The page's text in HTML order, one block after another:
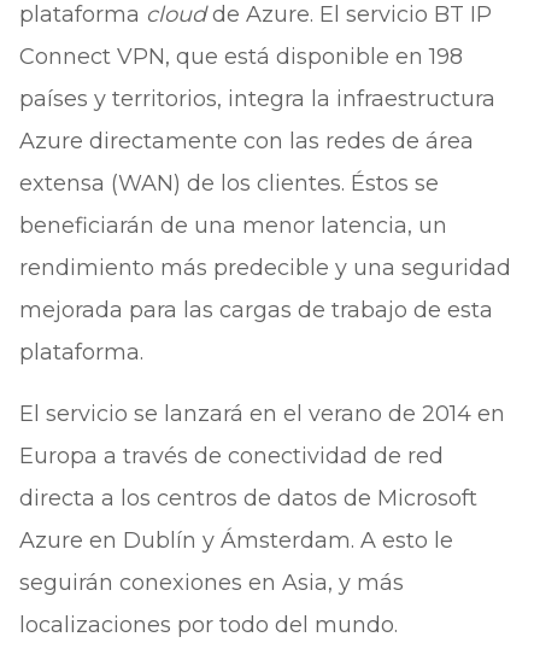
plataforma cloudde Azure. El servicio BT IP
Connect VPN, que está disponible en 198
países y territorios, integra la infraestructura
Azure directamente con las redes de área
extensa (WAN) de los clientes. Éstos se
beneficiarán de una menor latencia, un
rendimiento más predecible y una seguridad
mejorada para las cargas de trabajo de esta
plataforma.
El servicio se lanzará en el verano de 2014 en
Europa a través de conectividad de red
directa a los centros de datos de Microsoft
Azure en Dublín y Ámsterdam. A esto le
seguirán conexiones en Asia, y más
localizaciones por todo del mundo.